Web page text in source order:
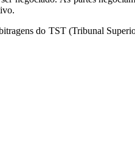
do TST (Tribunal